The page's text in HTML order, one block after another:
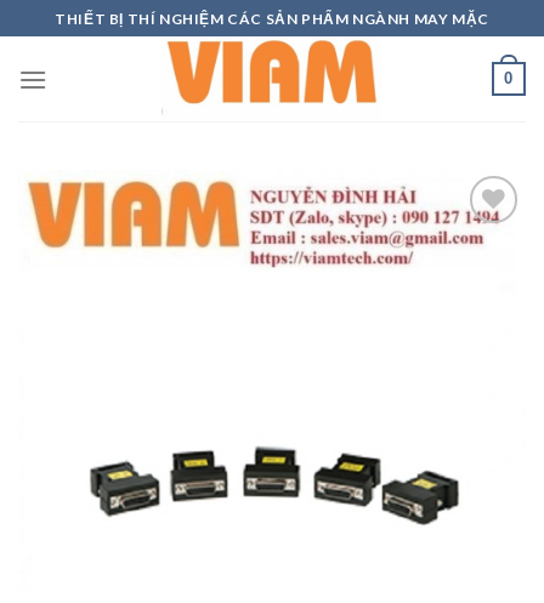
to
content
THIẾT BỊ THÍ NGHIỆM CÁC SẢN PHẨM NGÀNH MAY MẶC
0